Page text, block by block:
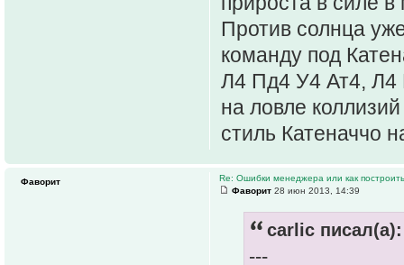
Против солнца
команду под
Л4 Пд4 У4 Ат4, Л4
на ловле
стиль Катеначчо
Re: Ошибки менеджера или как построить
Фаворит 28 июн 2013, 14:39
carlic писал(а):
---
Фаворит